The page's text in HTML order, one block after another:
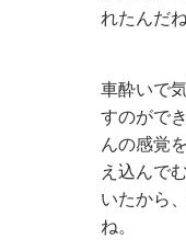
れたんだね
車酔いで
すのがで
んの感覚
え込んで
いたから
ね。